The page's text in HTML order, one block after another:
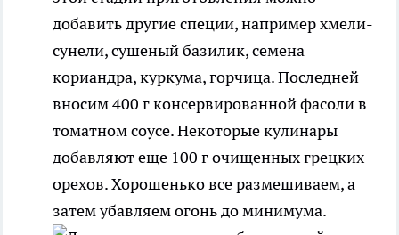
добавить другие специи, например хмели-
сунели, сушеный базилик, семена
кориандра, куркума, горчица. Последней
вносим 400 г консервированной фасоли в
томатном соусе. Некоторые кулинары
добавляют еще 100 г очищенных грецких
орехов. Хорошенько все размешиваем, а
затем убавляем огонь до минимума.